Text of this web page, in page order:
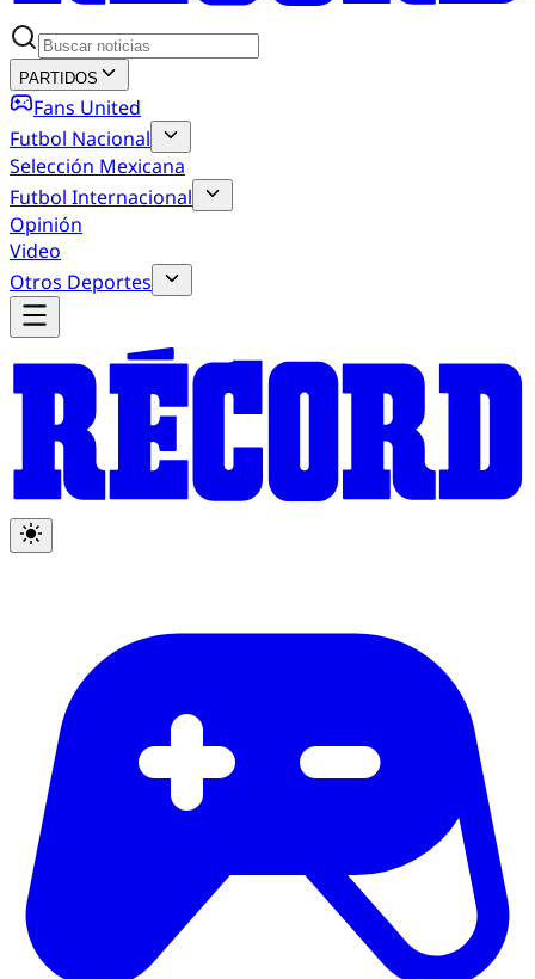
PARTIDOS
Fans United
Futbol Nacional
Selección Mexicana
Futbol Internacional
Opinión
Video
Otros Deportes